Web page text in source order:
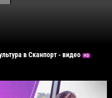
в Сканпорт - видео HD